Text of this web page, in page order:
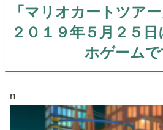
「マリオカートツア
２０１９年５月２５
ホゲームで
n